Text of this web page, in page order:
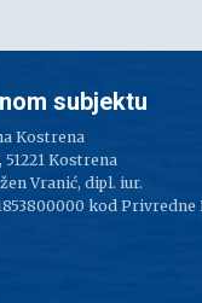
subjektu
Kostrena
51221 Kostrena
Vranić, dipl. iur.
kod Privredne